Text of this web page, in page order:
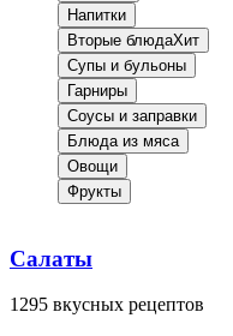
Напитки
Вторые блюдаХит
Супы и бульоны
Гарниры
Соусы и заправки
Блюда из мяса
Овощи
Фрукты
Салаты
1295 вкусных рецептов